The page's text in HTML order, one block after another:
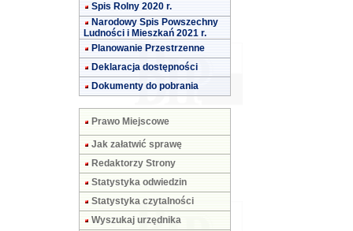
Spis Rolny 2020 r.
Narodowy Spis Powszechny
Ludności i Mieszkań 2021 r.
Planowanie Przestrzenne
Deklaracja dostępności
Dokumenty do pobrania
Prawo Miejscowe
Jak załatwić sprawę
Redaktorzy Strony
Statystyka odwiedzin
Statystyka czytalności
Wyszukaj urzędnika